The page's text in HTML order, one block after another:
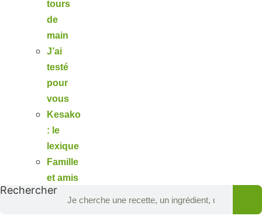
tours
de
main
J’ai
testé
pour
vous
Kesako
: le
lexique
Famille
et amis
Rechercher